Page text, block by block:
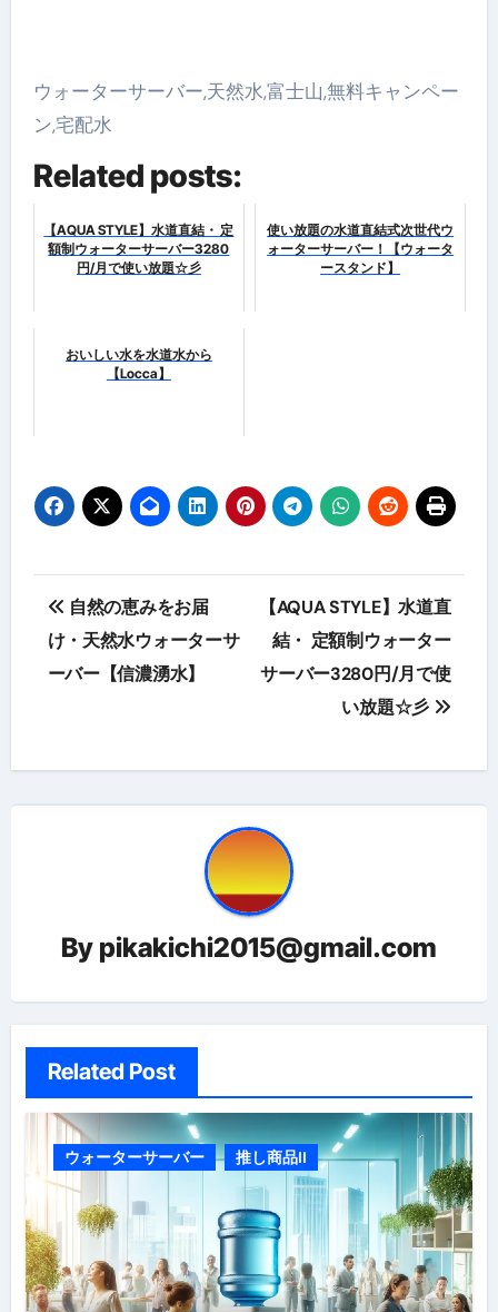
ウォーターサーバー,天然水,富士山,無料キャンペー
ン,宅配水
Related posts:
【AQUA STYLE】水道直結・ 定
額制ウォーターサーバー3280
円/月で使い放題☆彡
使い放題の水道直結式次世代ウ
ォーターサーバー！【ウォータ
ースタンド】
おいしい水を水道水から
【Locca】
投
稿
ナ
ゲ
ン
自然の恵みをお届
け・天然水ウォーターサ
ーバー【信濃湧水】
【AQUA STYLE】水道直
結・ 定額制ウォーター
サーバー3280円/月で使
い放題☆彡
By pikakichi2015@gmail.com
Related Post
ウォーターサーバー 推し商品II